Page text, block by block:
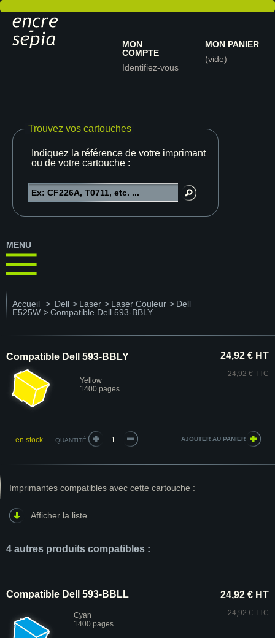
MON
COMPTE
Identifiez-vous
MON PANIER
(vide)
Trouvez vos cartouches
Indiquez la référence de votre imprimante
ou de votre cartouche :
MENU
Accueil > Dell > Laser > Laser Couleur > Dell
E525W >Compatible Dell 593-BBLY
Compatible Dell 593-BBLY
Yellow
1400 pages
24,92 € HT
24,92 € TTC
en stock QUANTITÉ
Imprimantes compatibles avec cette cartouche :
Afficher la liste
4 autres produits compatibles :
Compatible Dell 593-BBLL
Cyan
1400 pages
24,92 € HT
24,92 € TTC